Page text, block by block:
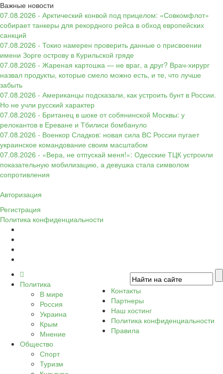
Важные новости
07.08.2026 - Арктический конвой под прицелом: «Совкомфлот»
собирает танкеры для рекордного рейса в обход европейских
санкций
07.08.2026 - Токио намерен проверить данные о присвоении
имени Зорге острову в Курильской гряде
07.08.2026 - Жареная картошка — не враг, а друг? Врач-хирург
назвал продукты, которые смело можно есть, и те, что лучше
забыть
07.08.2026 - Американцы подсказали, как устроить бунт в России.
Но не учли русский характер
07.08.2026 - Британец в шоке от собянинской Москвы: у
релокантов в Ереване и Тбилиси бомбануло
07.08.2026 - Военкор Сладков: новая сила ВС России пугает
украинское командование своим масштабом
07.08.2026 - «Вера, не отпускай меня!»: Одесские ТЦК устроили
показательную мобилизацию, а девушка стала символом
сопротивления
Авторизация
Регистрация
Политика конфиденциальности
Политика
В мире
Россия
Украина
Крым
Мнение
Общество
Спорт
Туризм
Контакты
Партнеры
Наш хостинг
Политика конфиденциальности
Правила